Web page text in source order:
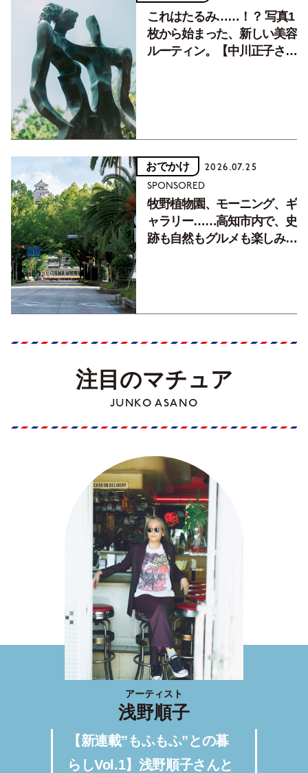
これはたるみ……！？ 写真1
枚から始まった、新しい美容
ルーティン。【中川正子さん
おでかけ 2026.07.25
SPONSORED
牧野植物園、モーニング、ギ
ャラリー……高知市内で、史
跡も自然もグルメも楽しみ尽
注目のマチュア
JUNKO ASANO
アーティスト
浅野順子
【新連載”もふもふ”との暮
らしVol.1】浅野順子さんと